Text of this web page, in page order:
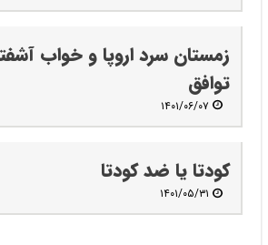
زمستان سرد اروپا و خواب
توافق
۱۴۰۱/۰۶/۰۷
کودتا یا ضد کودتا
۱۴۰۱/۰۵/۳۱